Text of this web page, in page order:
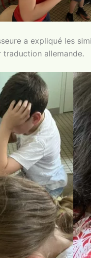
a expliqué les
traduction allemande.